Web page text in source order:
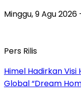
Minggu, 9 Agu 2026
Pers Rilis
Himel Hadirkan
Global “Dream